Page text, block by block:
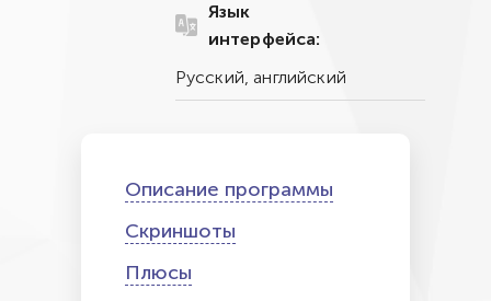
Язык
интерфейса:
Русский, английский
Описание программы
Скриншоты
Плюсы